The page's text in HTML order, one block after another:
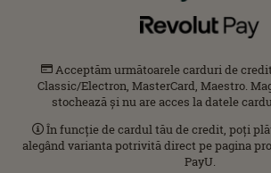
Acceptăm următoarele carduri de
Classic/Electron, MasterCard, Maestro.
stochează și nu are acces la datele
În funcție de cardul tău de credit, poți
alegând varianta potrivită direct pe pagina
PayU.